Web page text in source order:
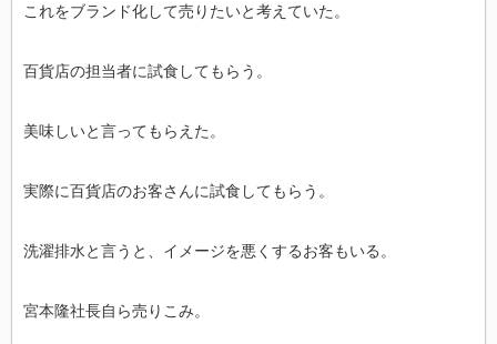
これをブランド化して売りたいと考えていた。
百貨店の担当者に試食してもらう。
美味しいと言ってもらえた。
実際に百貨店のお客さんに試食してもらう。
洗濯排水と言うと、イメージを悪くするお客もいる。
宮本隆社長自ら売りこみ。